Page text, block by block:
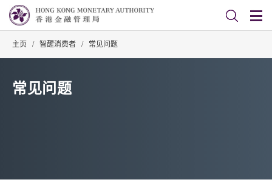
主页 / 智醒消费者 / 常见问题
常见问题